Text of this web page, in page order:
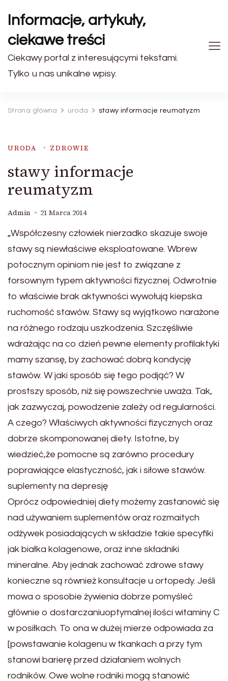
Informacje, artykuły,
ciekawe treści
Ciekawy portal z interesującymi tekstami.
Tylko u nas unikalne wpisy.
Strona główna uroda stawy informacje reumatyzm
URODA ZDROWIE
stawy informacje
reumatyzm
Admin 21 Marca 2014
„Współczesny człowiek nierzadko skazuje swoje
stawy są niewłaściwe eksploatowane. Wbrew
potocznym opiniom nie jest to związane z
forsownym typem aktywności fizycznej. Odwrotnie
to właściwie brak aktywności wywołują kiepska
ruchomość stawów. Stawy są wyjątkowo narażone
na różnego rodzaju uszkodzenia. Szczęśliwie
wdrażając na co dzień pewne elementy profilaktyki
mamy szansę, by zachować dobrą kondycję
stawów. W jaki sposób się tego podjąć? W
prostszy sposób, niż się powszechnie uważa. Tak,
jak zazwyczaj, powodzenie zależy od regularności.
A czego? Właściwych aktywności fizycznych oraz
dobrze skomponowanej diety. Istotne, by
wiedzieć,że pomocne są zarówno procedury
poprawiające elastyczność, jak i siłowe stawów.
suplementy na depresję
Oprócz odpowiedniej diety możemy zastanowić się
nad używaniem suplementów oraz rozmaitych
odżywek posiadających w składzie takie specyfiki
jak białka kolagenowe, oraz inne składniki
mineralne. Aby jednak zachować zdrowe stawy
konieczne są również konsultacje u ortopedy. Jeśli
mowa o sposobie żywienia dobrze pomyśleć
głównie o dostarczaniuoptymalnej ilości witaminy C
w posiłkach. To ona w dużej mierze odpowiada za
[powstawanie kolagenu w tkankach a przy tym
stanowi barierę przed działaniem wolnych
rodników. Owe wolne rodniki mogą stanowić